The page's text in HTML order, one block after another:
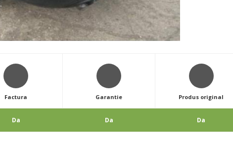
Factura
Da
Garantie
Da
Produs original
Da